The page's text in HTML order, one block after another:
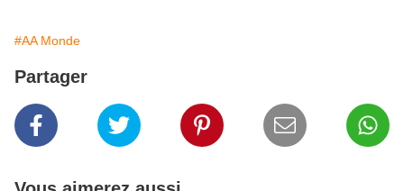
#AA Monde
Partager